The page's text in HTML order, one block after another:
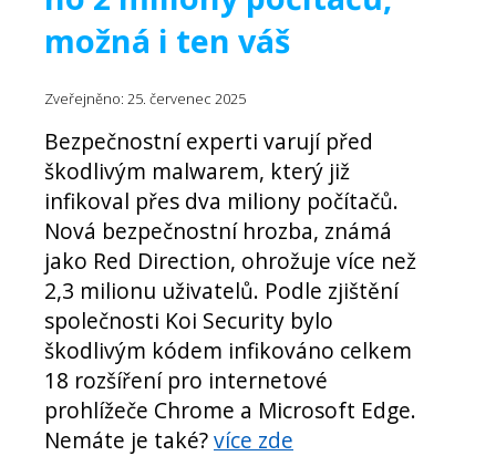
možná i ten váš
Zveřejněno: 25. červenec 2025
Bezpečnostní experti varují před
škodlivým malwarem, který již
infikoval přes dva miliony počítačů.
Nová bezpečnostní hrozba, známá
jako Red Direction, ohrožuje více než
2,3 milionu uživatelů. Podle zjištění
společnosti Koi Security bylo
škodlivým kódem infikováno celkem
18 rozšíření pro internetové
prohlížeče Chrome a Microsoft Edge.
Nemáte je také?více zde